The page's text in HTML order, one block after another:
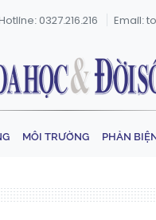
0327.216.216 Email:
MÔI TRƯỜNG PHẢN